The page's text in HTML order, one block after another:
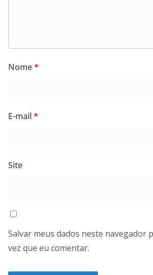
Nome*
E-mail*
Site
Salvar meus dados neste navegador
vez que eu comentar.